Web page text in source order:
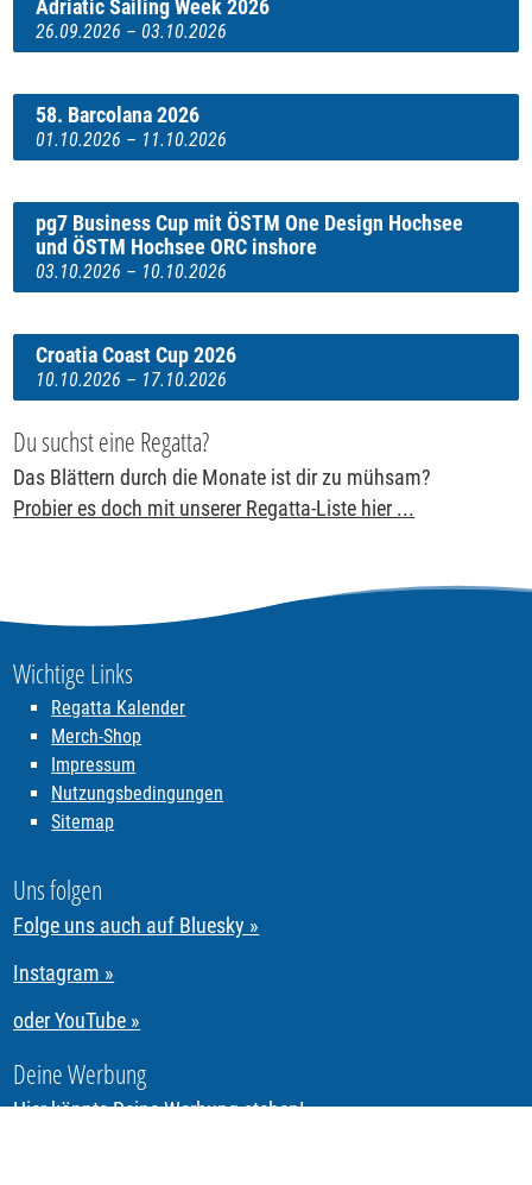
Adriatic Sailing Week 2026
26.09.2026 – 03.10.2026
58. Barcolana 2026
01.10.2026 – 11.10.2026
pg7 Business Cup mit ÖSTM One Design Hochsee
und ÖSTM Hochsee ORC inshore
03.10.2026 – 10.10.2026
Croatia Coast Cup 2026
10.10.2026 – 17.10.2026
Du suchst eine Regatta?
Das Blättern durch die Monate ist dir zu mühsam?
Probier es doch mit unserer Regatta-Liste hier ...
Wichtige Links
Regatta Kalender
Merch-Shop
Impressum
Nutzungsbedingungen
Sitemap
Uns folgen
Folge uns auch auf Bluesky »
Instagram »
oder YouTube »
Deine Werbung
Hier könnte Deine Werbung stehen!